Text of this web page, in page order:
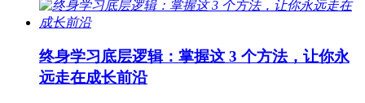
终身学习底层逻辑：掌握这 3 个方法，让你永
远走在成长前沿